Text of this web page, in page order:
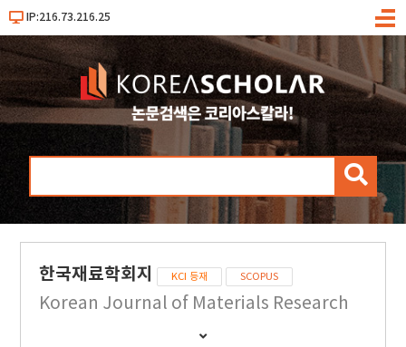
IP:216.73.216.25
메
검
한국재료학회지 KCI 등재 SCOPUS
Korean Journal of Materials Research
간